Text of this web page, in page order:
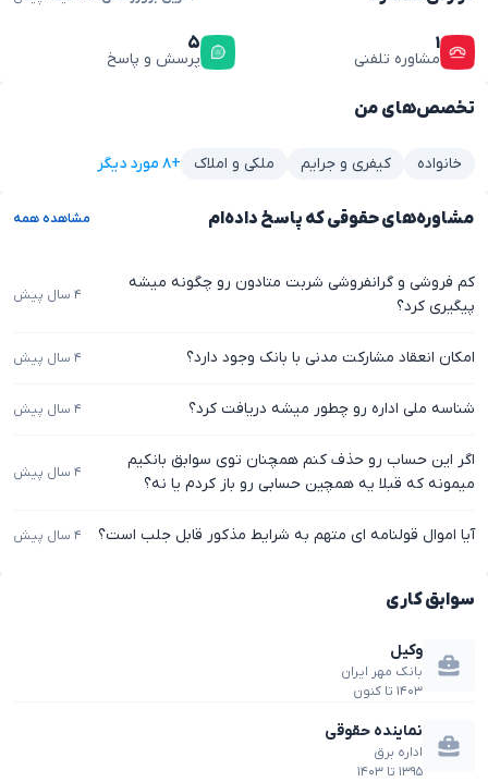
۱
مشاوره تلفنی
۵
پرسش و پاسخ
تخصص‌های من
خانواده کیفری و جرایم ملکی و املاک +۸ مورد دیگر
مشاوره‌های حقوقی که پاسخ داده‌ام مشاهده همه
کم فروشی و گرانفروشی شربت متادون رو چگونه میشه
پیگیری کرد؟
۴ سال پیش
امکان انعقاد مشارکت مدنی با بانک وجود دارد؟ ۴ سال پیش
شناسه ملی اداره رو چطور میشه دریافت کرد؟ ۴ سال پیش
اگر این حساب رو حذف کنم همچنان توی سوابق بانکیم
میمونه که قبلا یه همچین حسابی رو باز کردم یا نه؟
۴ سال پیش
آیا اموال قولنامه ای متهم به شرایط مذکور قابل جلب است؟ ۴ سال پیش
سوابق کاری
وکیل
بانک مهر ایران
۱۴۰۳ تا کنون
نماینده حقوقی
اداره برق
۱۳۹۵ تا ۱۴۰۳